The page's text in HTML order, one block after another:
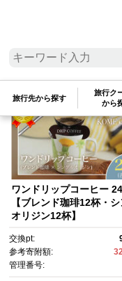
旅行先から探す
旅行ク
から
ワンドリップコーヒー
【ブレンド珈琲12杯・
オリジン12杯】
交換pt:
参考寄附額:
管理番号: